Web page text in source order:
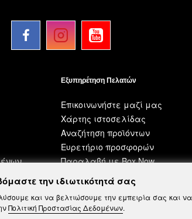
Εξυπηρέτηση Πελατών
Επικοινωνήστε μαζί μας
Χάρτης ιστοσελίδας
Αναζήτηση προϊόντων
Ευρετήριο προσφορών
Παραλαβή με Box Now
την ιδιωτικότητά σας
και να βελτιώσουμε την εμπειρία σας και
Πολιτική Προστασίας Δεδομένων.